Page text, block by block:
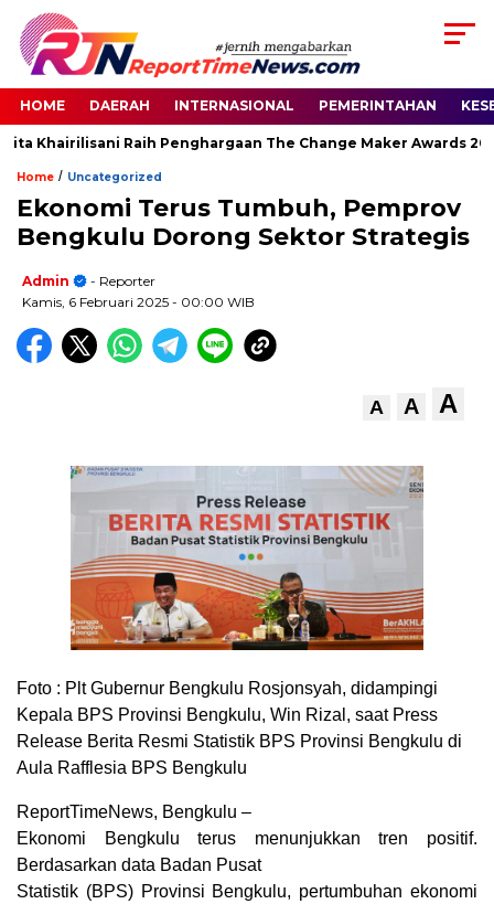
HOME DAERAH INTERNASIONAL PEMERINTAHAN
Khairilisani Raih Penghargaan The Change Maker Awards 2026
Home / Uncategorized
Ekonomi Terus Tumbuh, Pemprov
Bengkulu Dorong Sektor Strategis
Admin
- Reporter
Kamis, 6 Februari 2025 - 00:00 WIB
A A A
Foto : Plt Gubernur Bengkulu Rosjonsyah, didampingi
Kepala BPS Provinsi Bengkulu, Win Rizal, saat Press
Release Berita Resmi Statistik BPS Provinsi Bengkulu di
Aula Rafflesia BPS Bengkulu
ReportTimeNews, Bengkulu –
Ekonomi Bengkulu terus menunjukkan tren positif.
Berdasarkan data Badan Pusat
Statistik (BPS) Provinsi Bengkulu, pertumbuhan ekonomi